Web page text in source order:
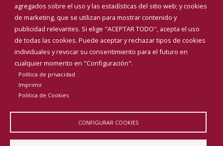
agregados sobre el uso y las estadísticas del sitio web; y cookies
de marketing, que se utilizan para mostrar contenido y
publicidad relevantes. Si elige "ACEPTAR TODO", acepta el uso
de todas las cookies. Puede aceptar y rechazar tipos de cookies
individuales y revocar su consentimiento para el futuro en
cualquier momento en "Configuración".
Política de privacidad
Imprimir
Politica de Cookies
CONFIGURAR COOKIES
MAPA WEB